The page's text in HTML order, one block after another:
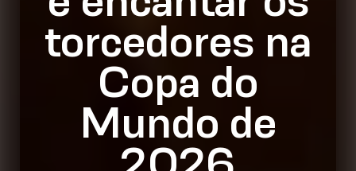
torcedores na
Copa do
Mundo de